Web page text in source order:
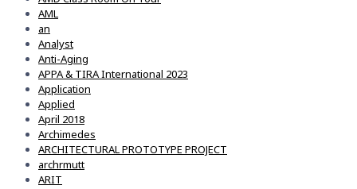
AML
an
Analyst
Anti-Aging
APPA & TIRA International 2023
Application
Applied
April 2018
Archimedes
ARCHITECTURAL PROTOTYPE PROJECT
archrmutt
ARIT